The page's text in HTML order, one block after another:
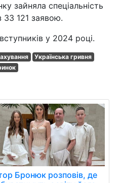
зайняла спеціальність
33 121 заявою.
у 2024 році.
Українська гривня
Бронюк розповів, де